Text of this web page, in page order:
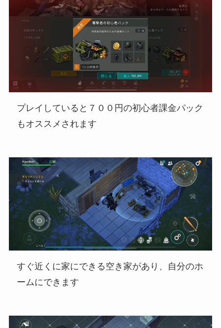
プレイしていると７００円の初心者課金パック
もオススメされます
すぐ近くに家にできる空き家があり、自分のホ
ームにできます